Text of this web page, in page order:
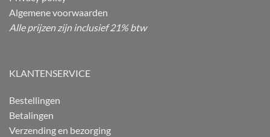
Algemene voorwaarden
Alle prijzen zijn inclusief 21% btw
KLANTENSERVICE
Bestellingen
Betalingen
Verzending en bezorging